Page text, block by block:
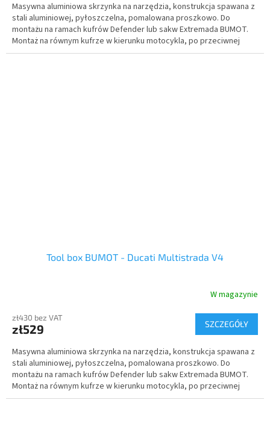
Masywna aluminiowa skrzynka na narzędzia, konstrukcja spawana z
stali aluminiowej, pyłoszczelna, pomalowana proszkowo. Do
montażu na ramach kufrów Defender lub sakw Extremada BUMOT.
Montaż na równym kufrze w kierunku motocykla, po przeciwnej
stronie do rury wydechowej. Komplet z zamkiem.
Tool box BUMOT - Ducati Multistrada V4
W magazynie
zł430 bez VAT
zł529 SZCZEGÓŁY
Masywna aluminiowa skrzynka na narzędzia, konstrukcja spawana z
stali aluminiowej, pyłoszczelna, pomalowana proszkowo. Do
montażu na ramach kufrów Defender lub sakw Extremada BUMOT.
Montaż na równym kufrze w kierunku motocykla, po przeciwnej
stronie do rury wydechowej. Komplet z zamkiem.